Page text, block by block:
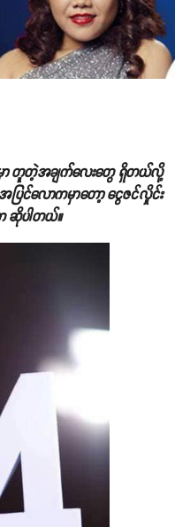
မှာ တူတဲ့အချက်လေးတွေ ရှိတယ်လို့
ြင်လောကမှာတော့ ငွေဇင်လှိုင်း
ဆိုပါတယ်။